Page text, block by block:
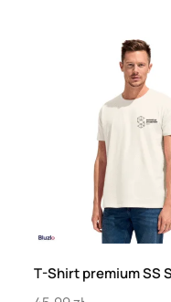
T-Shirt premium SS